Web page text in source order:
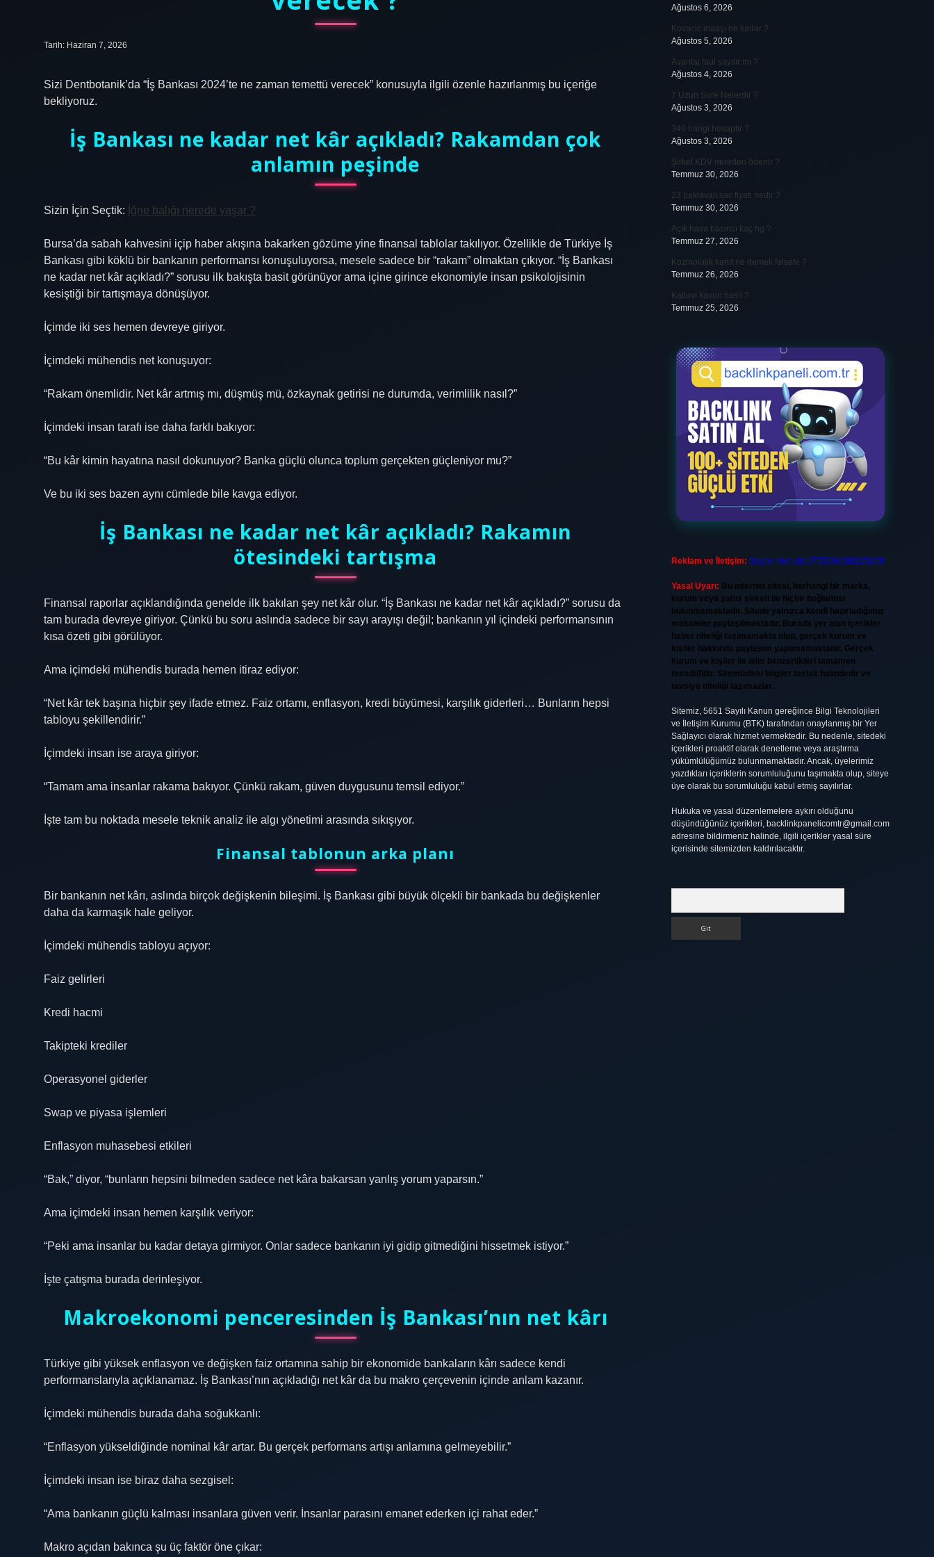
Tarih: Haziran 7, 2026
Sizi Dentbotanik’da “İş Bankası 2024’te ne zaman temettü verecek” konusuyla ilgili özenle hazırlanmış bu içeriğe
bekliyoruz.
İş Bankası ne kadar net kâr açıkladı? Rakamdan çok
anlamın peşinde
Sizin İçin Seçtik: İğne balığı nerede yaşar ?
Bursa’da sabah kahvesini içip haber akışına bakarken gözüme yine finansal tablolar takılıyor. Özellikle de Türkiye İş
Bankası gibi köklü bir bankanın performansı konuşuluyorsa, mesele sadece bir “rakam” olmaktan çıkıyor. “İş Bankası
ne kadar net kâr açıkladı?” sorusu ilk bakışta basit görünüyor ama içine girince ekonomiyle insan psikolojisinin
kesiştiği bir tartışmaya dönüşüyor.
İçimde iki ses hemen devreye giriyor.
İçimdeki mühendis net konuşuyor:
“Rakam önemlidir. Net kâr artmış mı, düşmüş mü, özkaynak getirisi ne durumda, verimlilik nasıl?”
İçimdeki insan tarafı ise daha farklı bakıyor:
“Bu kâr kimin hayatına nasıl dokunuyor? Banka güçlü olunca toplum gerçekten güçleniyor mu?”
Ve bu iki ses bazen aynı cümlede bile kavga ediyor.
İş Bankası ne kadar net kâr açıkladı? Rakamın
ötesindeki tartışma
Finansal raporlar açıklandığında genelde ilk bakılan şey net kâr olur. “İş Bankası ne kadar net kâr açıkladı?” sorusu da
tam burada devreye giriyor. Çünkü bu soru aslında sadece bir sayı arayışı değil; bankanın yıl içindeki performansının
kısa özeti gibi görülüyor.
Ama içimdeki mühendis burada hemen itiraz ediyor:
“Net kâr tek başına hiçbir şey ifade etmez. Faiz ortamı, enflasyon, kredi büyümesi, karşılık giderleri… Bunların hepsi
tabloyu şekillendirir.”
İçimdeki insan ise araya giriyor:
“Tamam ama insanlar rakama bakıyor. Çünkü rakam, güven duygusunu temsil ediyor.”
İşte tam bu noktada mesele teknik analiz ile algı yönetimi arasında sıkışıyor.
Finansal tablonun arka planı
Bir bankanın net kârı, aslında birçok değişkenin bileşimi. İş Bankası gibi büyük ölçekli bir bankada bu değişkenler
daha da karmaşık hale geliyor.
İçimdeki mühendis tabloyu açıyor:
Faiz gelirleri
Kredi hacmi
Takipteki krediler
Operasyonel giderler
Swap ve piyasa işlemleri
Enflasyon muhasebesi etkileri
“Bak,” diyor, “bunların hepsini bilmeden sadece net kâra bakarsan yanlış yorum yaparsın.”
Ama içimdeki insan hemen karşılık veriyor:
“Peki ama insanlar bu kadar detaya girmiyor. Onlar sadece bankanın iyi gidip gitmediğini hissetmek istiyor.”
İşte çatışma burada derinleşiyor.
Makroekonomi penceresinden İş Bankası’nın net kârı
Türkiye gibi yüksek enflasyon ve değişken faiz ortamına sahip bir ekonomide bankaların kârı sadece kendi
performanslarıyla açıklanamaz. İş Bankası’nın açıkladığı net kâr da bu makro çerçevenin içinde anlam kazanır.
İçimdeki mühendis burada daha soğukkanlı:
“Enflasyon yükseldiğinde nominal kâr artar. Bu gerçek performans artışı anlamına gelmeyebilir.”
İçimdeki insan ise biraz daha sezgisel:
“Ama bankanın güçlü kalması insanlara güven verir. İnsanlar parasını emanet ederken içi rahat eder.”
Makro açıdan bakınca şu üç faktör öne çıkar:
Ağustos 6, 2026
Kovacic maaşı ne kadar ?
Ağustos 5, 2026
Avantaj faul sayılır mı ?
Ağustos 4, 2026
7 Uzun Sure Nelerdir ?
Ağustos 3, 2026
340 hangi hesaptır ?
Ağustos 3, 2026
Şirket KDV nereden ödenir ?
Temmuz 30, 2026
23 baklavalı sac fiyatı nedir ?
Temmuz 30, 2026
Açık hava basıncı kaç hg ?
Temmuz 27, 2026
Kozmolojik kanıt ne demek felsefe ?
Temmuz 26, 2026
Kallavi kavun nasıl ?
Temmuz 25, 2026
Reklam ve İletişim: Skype: live:.cid.575569c608265c69
Yasal Uyarı: Bu internet sitesi, herhangi bir marka,
kurum veya şahıs şirketi ile hiçbir bağlantısı
bulunmamaktadır. Sitede yalnızca kendi hazırladığımız
makaleler paylaşılmaktadır. Burada yer alan içerikler
haber niteliği taşımamakta olup, gerçek kurum ve
kişiler hakkında paylaşım yapılmamaktadır. Gerçek
kurum ve kişiler ile isim benzerlikleri tamamen
tesadüfidir. Sitemizdeki bilgiler taslak halindedir ve
tavsiye niteliği taşımazlar.
Sitemiz, 5651 Sayılı Kanun gereğince Bilgi Teknolojileri
ve İletişim Kurumu (BTK) tarafından onaylanmış bir Yer
Sağlayıcı olarak hizmet vermektedir. Bu nedenle, sitedeki
içerikleri proaktif olarak denetleme veya araştırma
yükümlülüğümüz bulunmamaktadır. Ancak, üyelerimiz
yazdıkları içeriklerin sorumluluğunu taşımakta olup, siteye
üye olarak bu sorumluluğu kabul etmiş sayılırlar.
Hukuka ve yasal düzenlemelere aykırı olduğunu
düşündüğünüz içerikleri, backlinkpanelicomtr@gmail.com
adresine bildirmeniz halinde, ilgili içerikler yasal süre
içerisinde sitemizden kaldırılacaktır.